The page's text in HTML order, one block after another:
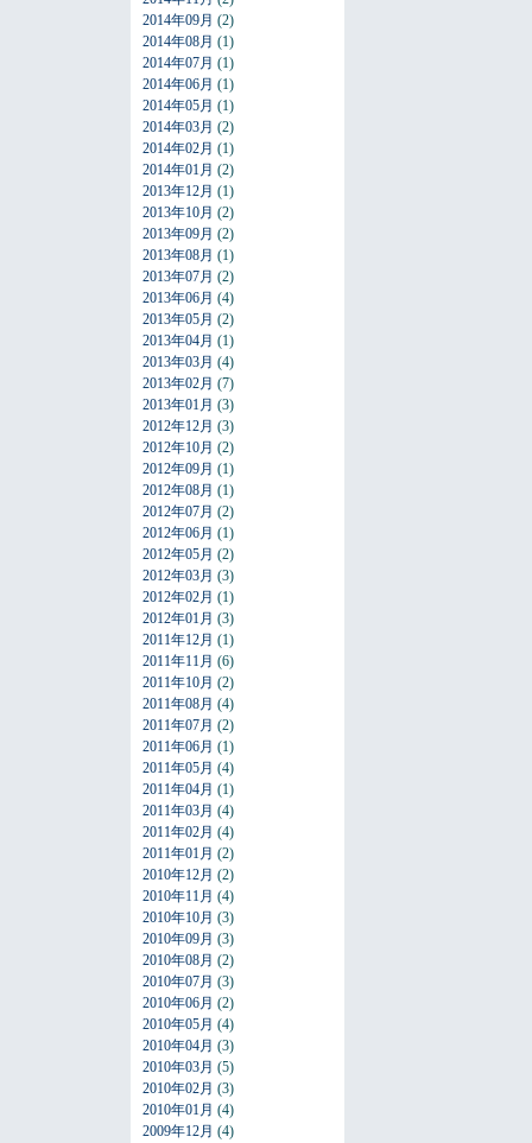
2014年09月 (2)
2014年08月 (1)
2014年07月 (1)
2014年06月 (1)
2014年05月 (1)
2014年03月 (2)
2014年02月 (1)
2014年01月 (2)
2013年12月 (1)
2013年10月 (2)
2013年09月 (2)
2013年08月 (1)
2013年07月 (2)
2013年06月 (4)
2013年05月 (2)
2013年04月 (1)
2013年03月 (4)
2013年02月 (7)
2013年01月 (3)
2012年12月 (3)
2012年10月 (2)
2012年09月 (1)
2012年08月 (1)
2012年07月 (2)
2012年06月 (1)
2012年05月 (2)
2012年03月 (3)
2012年02月 (1)
2012年01月 (3)
2011年12月 (1)
2011年11月 (6)
2011年10月 (2)
2011年08月 (4)
2011年07月 (2)
2011年06月 (1)
2011年05月 (4)
2011年04月 (1)
2011年03月 (4)
2011年02月 (4)
2011年01月 (2)
2010年12月 (2)
2010年11月 (4)
2010年10月 (3)
2010年09月 (3)
2010年08月 (2)
2010年07月 (3)
2010年06月 (2)
2010年05月 (4)
2010年04月 (3)
2010年03月 (5)
2010年02月 (3)
2010年01月 (4)
2009年12月 (4)